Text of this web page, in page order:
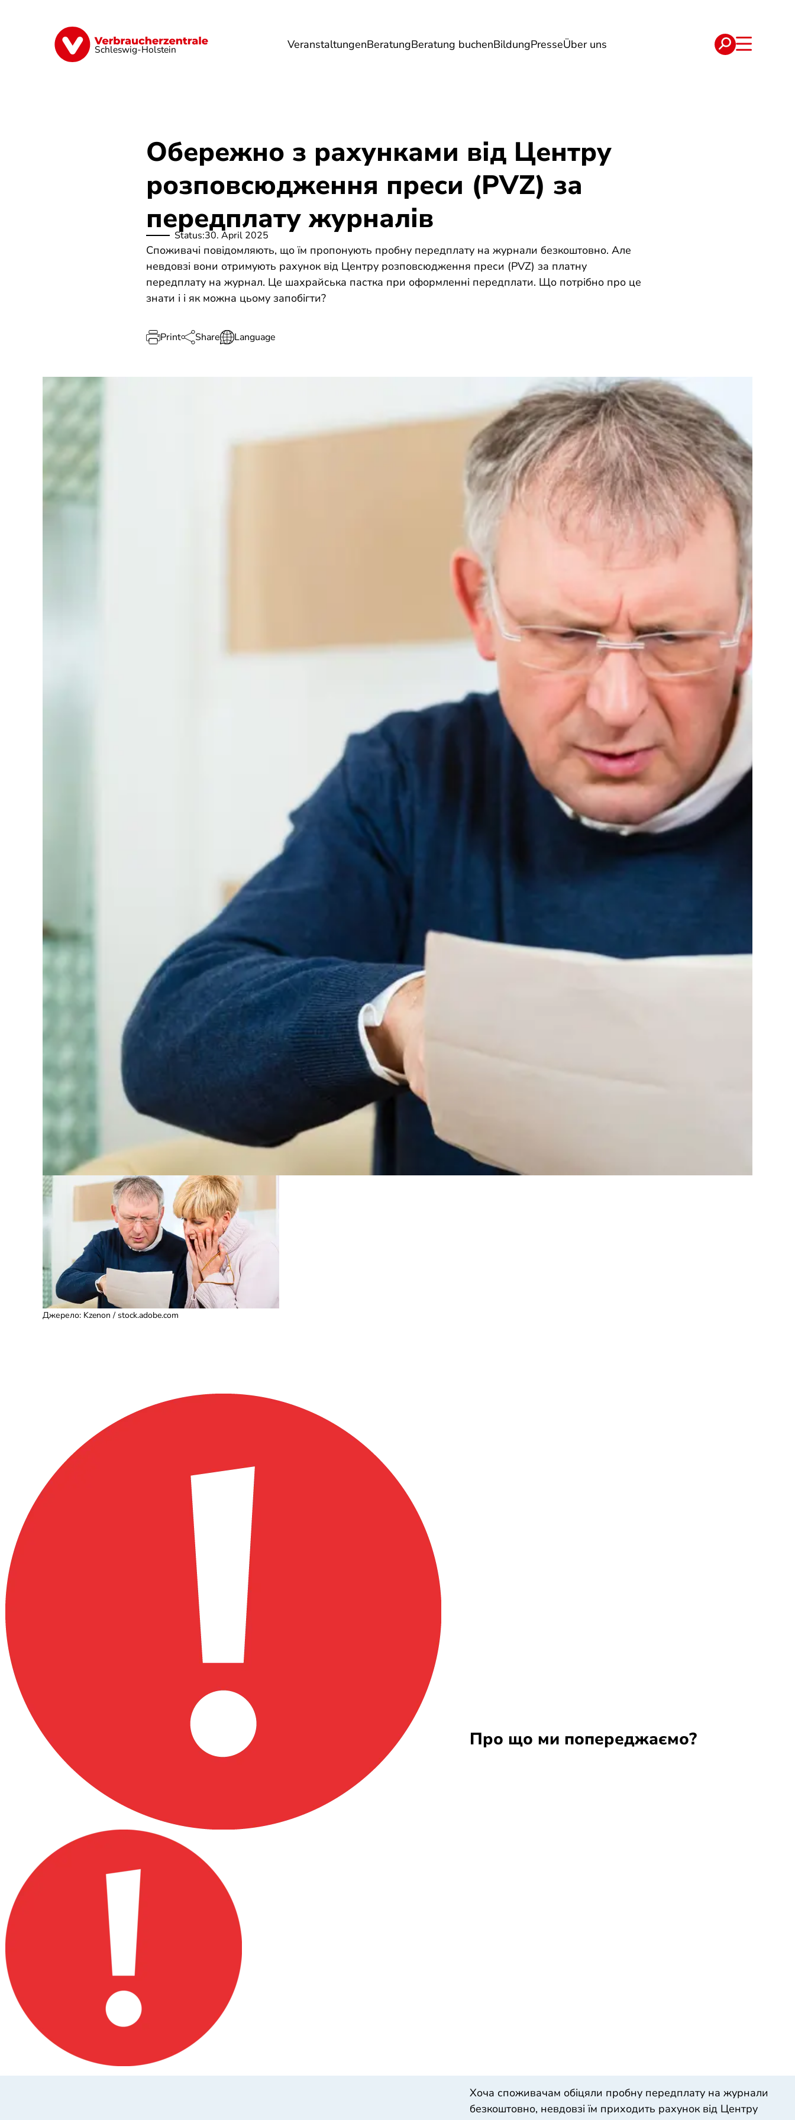
Schleswig-Holstein VeranstaltungenBeratungBeratung buchenBildungPresseÜber uns
Finanzen Digitales Lebensmittel Umwelt Gesundheit Energie Reise Verträge
Обережно з рахунками від Центру
розповсюдження преси (PVZ) за
передплату журналів
Status:30. April 2025
Споживачі повідомляють, що їм пропонують пробну передплату на журнали безкоштовно. Але
невдовзі вони отримують рахунок від Центру розповсюдження преси (PVZ) за платну
передплату на журнал. Це шахрайська пастка при оформленні передплати. Що потрібно про це
знати і і як можна цьому запобігти?
Print Share Language
Джерело: Kzenon / stock.adobe.com
Про що ми попереджаємо?
Хоча споживачам обіцяли пробну передплату на журнали
безкоштовно, невдовзі їм приходить рахунок від Центру